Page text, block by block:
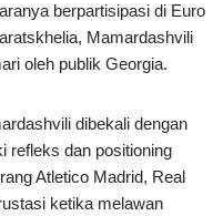
berpartisipasi di Euro
Mamardashvili
oleh publik Georgia.
dibekali dengan
refleks dan positioning
Atletico Madrid, Real
ketika melawan